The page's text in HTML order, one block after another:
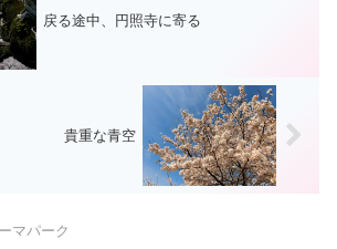
戻る途中、円照寺に寄る
貴重な青空
マパーク